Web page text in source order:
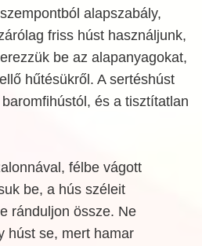
alapszabály,
friss húst használjunk,
be az alapanyagokat,
hűtésükről. A sertéshúst
és a tisztítatlan
félbe vágott
be, a hús széleit
ránduljon össze. Ne
húst se, mert hamar